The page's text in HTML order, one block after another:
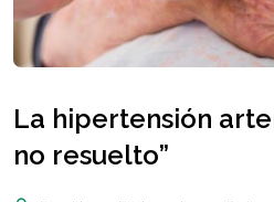
La hipertensión
no resuelto”